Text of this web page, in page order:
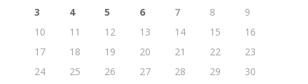
3
4 5 6 7 8
9
10
11 12 13 14 15
16
17
18 19 20 21 22
23
24
25 26 27 28 29
30